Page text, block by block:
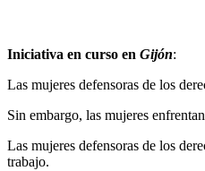
Iniciativa en curso en Gijón:
Las mujeres defensoras de los
Sin embargo, las mujeres
Las mujeres defensoras de los
trabajo.